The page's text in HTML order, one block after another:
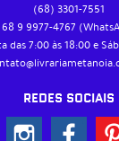
(68) 3301-7551
68 9 9977-4767
das 7:00 às 18:00 e
REDES SOCIAIS